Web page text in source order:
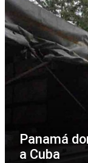
Panamá
a Cuba